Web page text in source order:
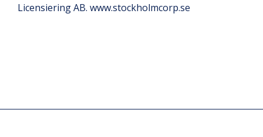
Licensiering AB. www.stockholmcorp.se